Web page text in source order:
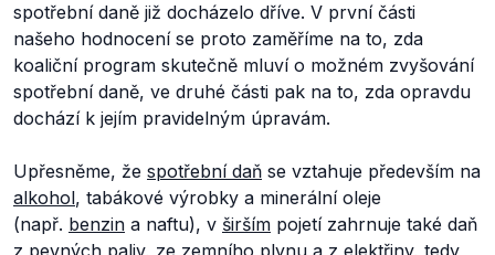
spotřební daně již docházelo dříve. V první části
našeho hodnocení se proto zaměříme na to, zda
koaliční program skutečně mluví o možném zvyšování
spotřební daně, ve druhé části pak na to, zda opravdu
dochází k jejím pravidelným úpravám.
Upřesněme, že spotřební daň se vztahuje především na
alkohol, tabákové výrobky a minerální oleje
(např. benzin a naftu), v širším pojetí zahrnuje také daň
z pevných paliv, ze zemního plynu a z elektřiny, tedy